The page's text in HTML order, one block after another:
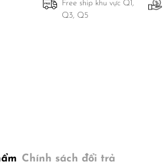
Free ship khu vực Q1,
Q3, Q5
Chính sách đổi trả